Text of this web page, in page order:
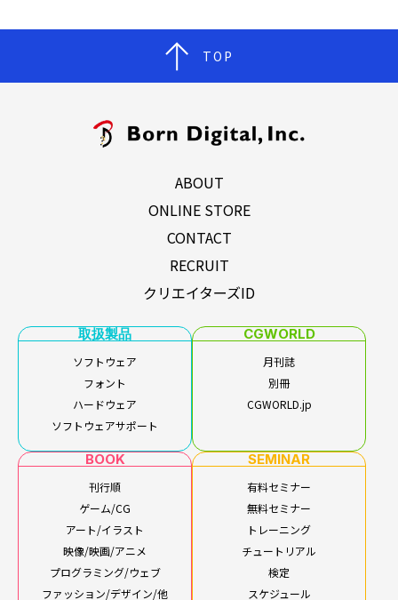
TOP
ABOUT
ONLINE STORE
CONTACT
RECRUIT
クリエイターズID
取扱製品
ソフトウェア
フォント
ハードウェア
ソフトウェアサポート
CGWORLD
月刊誌
別冊
CGWORLD.jp
BOOK
刊行順
ゲーム/CG
アート/イラスト
映像/映画/アニメ
プログラミング/ウェブ
ファッション/デザイン/他
SEMINAR
有料セミナー
無料セミナー
トレーニング
チュートリアル
検定
スケジュール